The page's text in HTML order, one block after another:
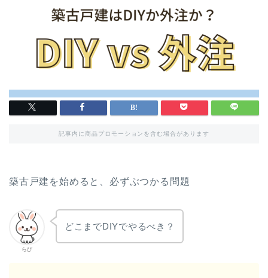
記事内に商品プロモーションを含む場合があります
築古戸建を始めると、必ずぶつかる問題
らび
どこまでDIYでやるべき？